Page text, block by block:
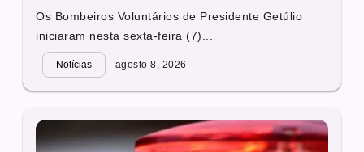
Os Bombeiros Voluntários de Presidente Getúlio
iniciaram nesta sexta-feira (7)...
Notícias agosto 8, 2026